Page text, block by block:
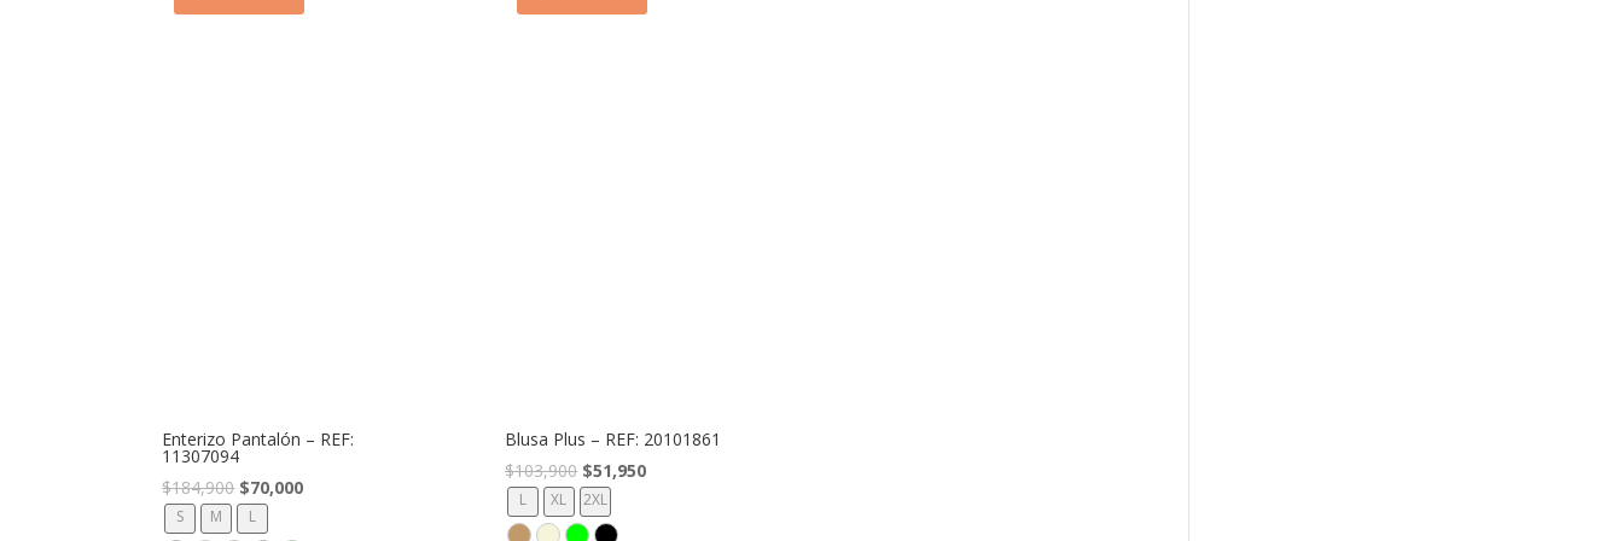
Enterizo Pantalón – REF:
11307094
$184,900 El
precio
$70,000El
S M L
Blusa Plus – REF: 20101861
$103,900 El
precio
original
$51,950El
L XL 2XL